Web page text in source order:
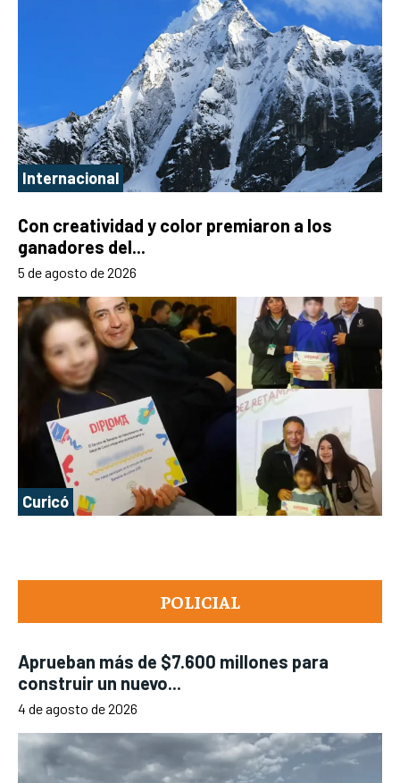
POLICIAL
Aprueban más de $7.600 millones para
construir un nuevo...
4 de agosto de 2026
Internacional
Con creatividad y color premiaron a los
ganadores del...
5 de agosto de 2026
Curicó